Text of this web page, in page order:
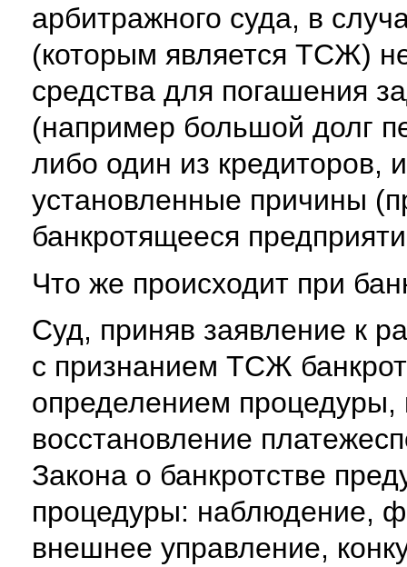
арбитражного суда, в
(которым является ТСЖ)
средства для погашения
(например большой долг
либо один из кредиторов,
установленные причины
банкротящееся
Что же происходит при
Суд, приняв заявление к
с признанием ТСЖ
определением
восстановление
Закона о банкротстве
процедуры: наблюдение,
внешнее управление,